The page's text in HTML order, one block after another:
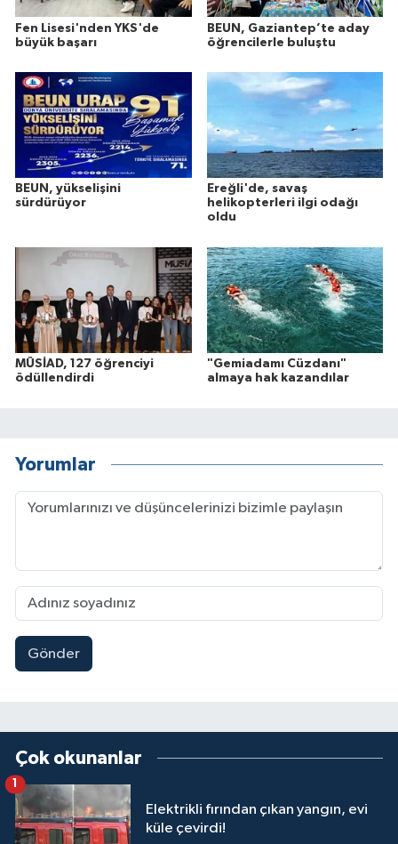
Fen Lisesi'nden YKS'de
büyük başarı
BEUN, Gaziantep’te aday
öğrencilerle buluştu
BEUN, yükselişini
sürdürüyor
Ereğli'de, savaş
helikopterleri ilgi odağı
oldu
MÜSİAD, 127 öğrenciyi
ödüllendirdi
"Gemiadamı Cüzdanı"
almaya hak kazandılar
Yorumlar
Gönder
Çok okunanlar
Elektrikli fırından çıkan yangın, evi
küle çevirdi!
1